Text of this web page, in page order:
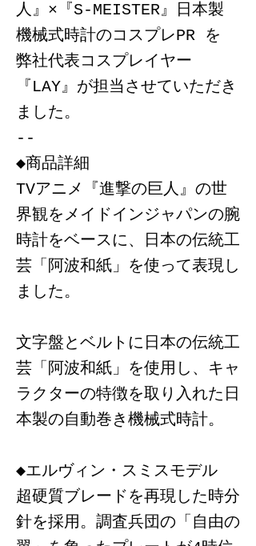
人』×『S-MEISTER』日本製
機械式時計のコスプレPR を
弊社代表コスプレイヤー
『LAY』が担当させていただき
ました。
--
◆商品詳細
TVアニメ『進撃の巨人』の世
界観をメイドインジャパンの腕
時計をベースに、日本の伝統工
芸「阿波和紙」を使って表現し
ました。
文字盤とベルトに日本の伝統工
芸「阿波和紙」を使用し、キャ
ラクターの特徴を取り入れた日
本製の自動巻き機械式時計。
◆エルヴィン・スミスモデル
超硬質ブレードを再現した時分
針を採用。調査兵団の「自由の